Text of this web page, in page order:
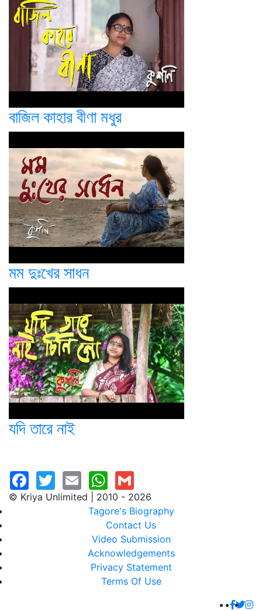
বাজিল কাহার বীণা মধুর
মম দুঃখের সাধন
যদি তারে নাই
© Kriya Unlimited | 2010 - 2026
Tagore's Biography
Contact Us
Video Submission
Acknowledgements
Privacy Statement
Terms Of Use